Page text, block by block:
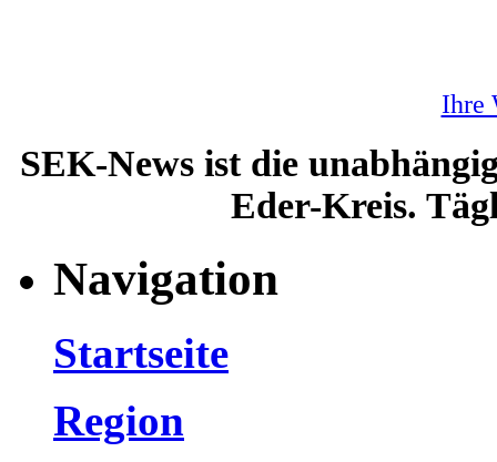
Ihre
SEK-News ist die
Eder-Kreis.
Navigation
Startseite
Region